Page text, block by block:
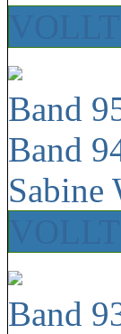
Band
Band
Sabine
Band